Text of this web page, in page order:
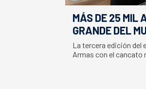
MÁS DE 25 MIL
GRANDE DEL
LA SEMANA
La tercera edición del
Armas con el cancato